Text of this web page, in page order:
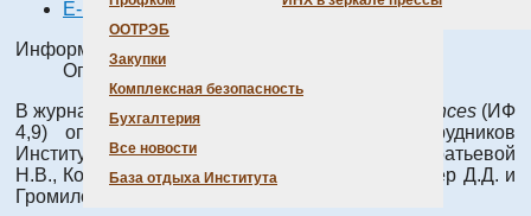
ООТРЭБ
Закупки
Комплексная безопасность
Бухгалтерия
Все новости
База отдыха Института
E-mail
Информация о материале
Опубликовано: 20 мая 2026
В журналеInternational Journal of Molecular Sciences (ИФ
4,9) опубликована статья с участием сотрудников
Института Кочелакова Д.В., Викуловой Е.С., Куратьевой
Н.В., Королькова И.В., Компанькова Н.Б., Клямер Д.Д. и
Громилова С.А.